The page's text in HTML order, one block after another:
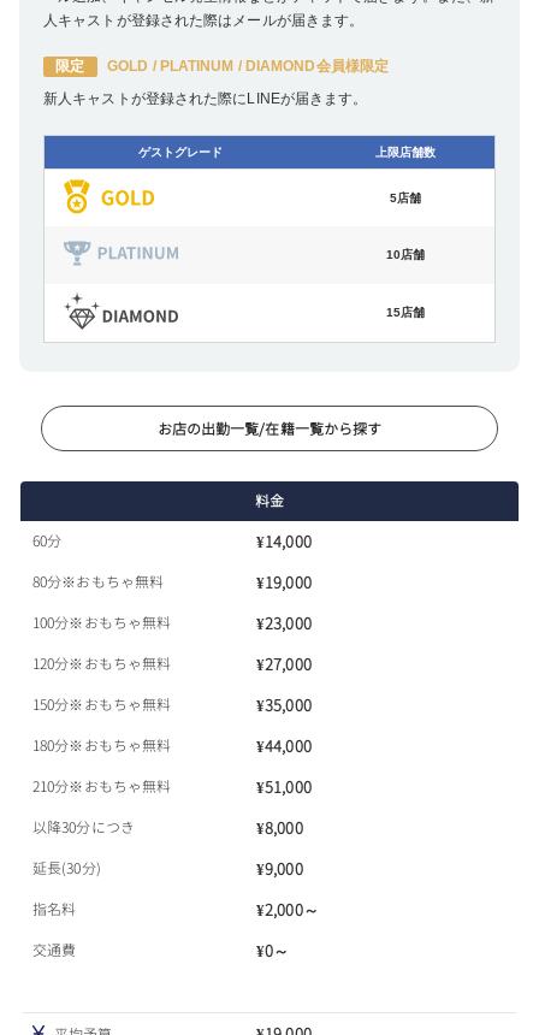
人キャストが登録された際はメールが届きます。
限定
GOLD / PLATINUM / DIAMOND会員様限定
新人キャストが登録された際にLINEが届きます。
ゲストグレード 上限店舗数
5店舗
10店舗
15店舗
お店の出勤一覧/在籍一覧から探す
料金
60分
¥14,000
80分※おもちゃ無料 ¥19,000
100分※おもちゃ無料 ¥23,000
120分※おもちゃ無料 ¥27,000
150分※おもちゃ無料 ¥35,000
180分※おもちゃ無料 ¥44,000
210分※おもちゃ無料 ¥51,000
以降30分につき ¥8,000
延長(30分) ¥9,000
指名料 ¥2,000～
交通費 ¥0～